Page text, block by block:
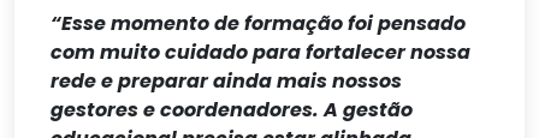
“Esse momento de formação foi pensado
com muito cuidado para fortalecer nossa
rede e preparar ainda mais nossos
gestores e coordenadores. A gestão